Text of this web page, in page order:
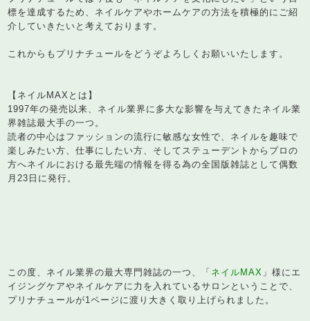
標を達成するため、ネイルケアやホームケアの方法を積極的にご紹
介していきたいと考えております。
これからもプリナチュールをどうぞよろしくお願いいたします。
【ネイルMAXとは】
1997年の発売以来、ネイル業界に多大な影響を与えてきたネイル業
界雑誌最大手の一つ。
読者の中心はファッションの流行に敏感な女性で、ネイルを趣味で
楽しみたい方、仕事にしたい方、そしてステューデントからプロの
方へネイルにおける最先端の情報を得る為の全国版雑誌として偶数
月23日に発行。
この度、ネイル業界の最大専門雑誌の一つ、「 ネイルMAX 」様にエ
イジングケアやネイルケアに力を入れているサロンということで、
プリナチュールが1ページに渡り大きく取り上げられました。